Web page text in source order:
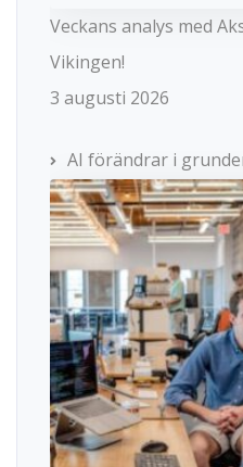
Veckans analys med
Vikingen!
3 augusti 2026
AI förändrar i